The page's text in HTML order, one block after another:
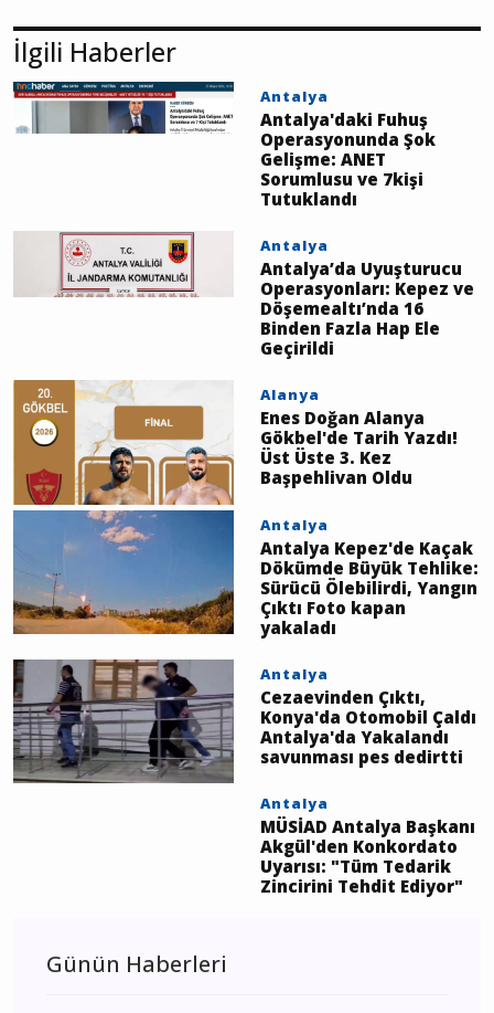
YORUM GÖNDER
İlgili Haberler
Antalya
Antalya'daki Fuhuş
Gelişme: ANET
Sorumlusu ve 7kişi
Tutuklandı
Antalya
Antalya’da Uyuşturucu
Döşemealtı’nda 16
Binden Fazla Hap Ele
Geçirildi
Alanya
Gökbel'de Tarih Yazdı!
Üst Üste 3. Kez
Başpehlivan Oldu
Antalya
Antalya Kepez'de Kaçak
Sürücü Ölebilirdi, Yangın
Çıktı Foto kapan
yakaladı
Antalya
Konya'da Otomobil Çaldı
Antalya'da Yakalandı
savunması pes dedirtti
Antalya